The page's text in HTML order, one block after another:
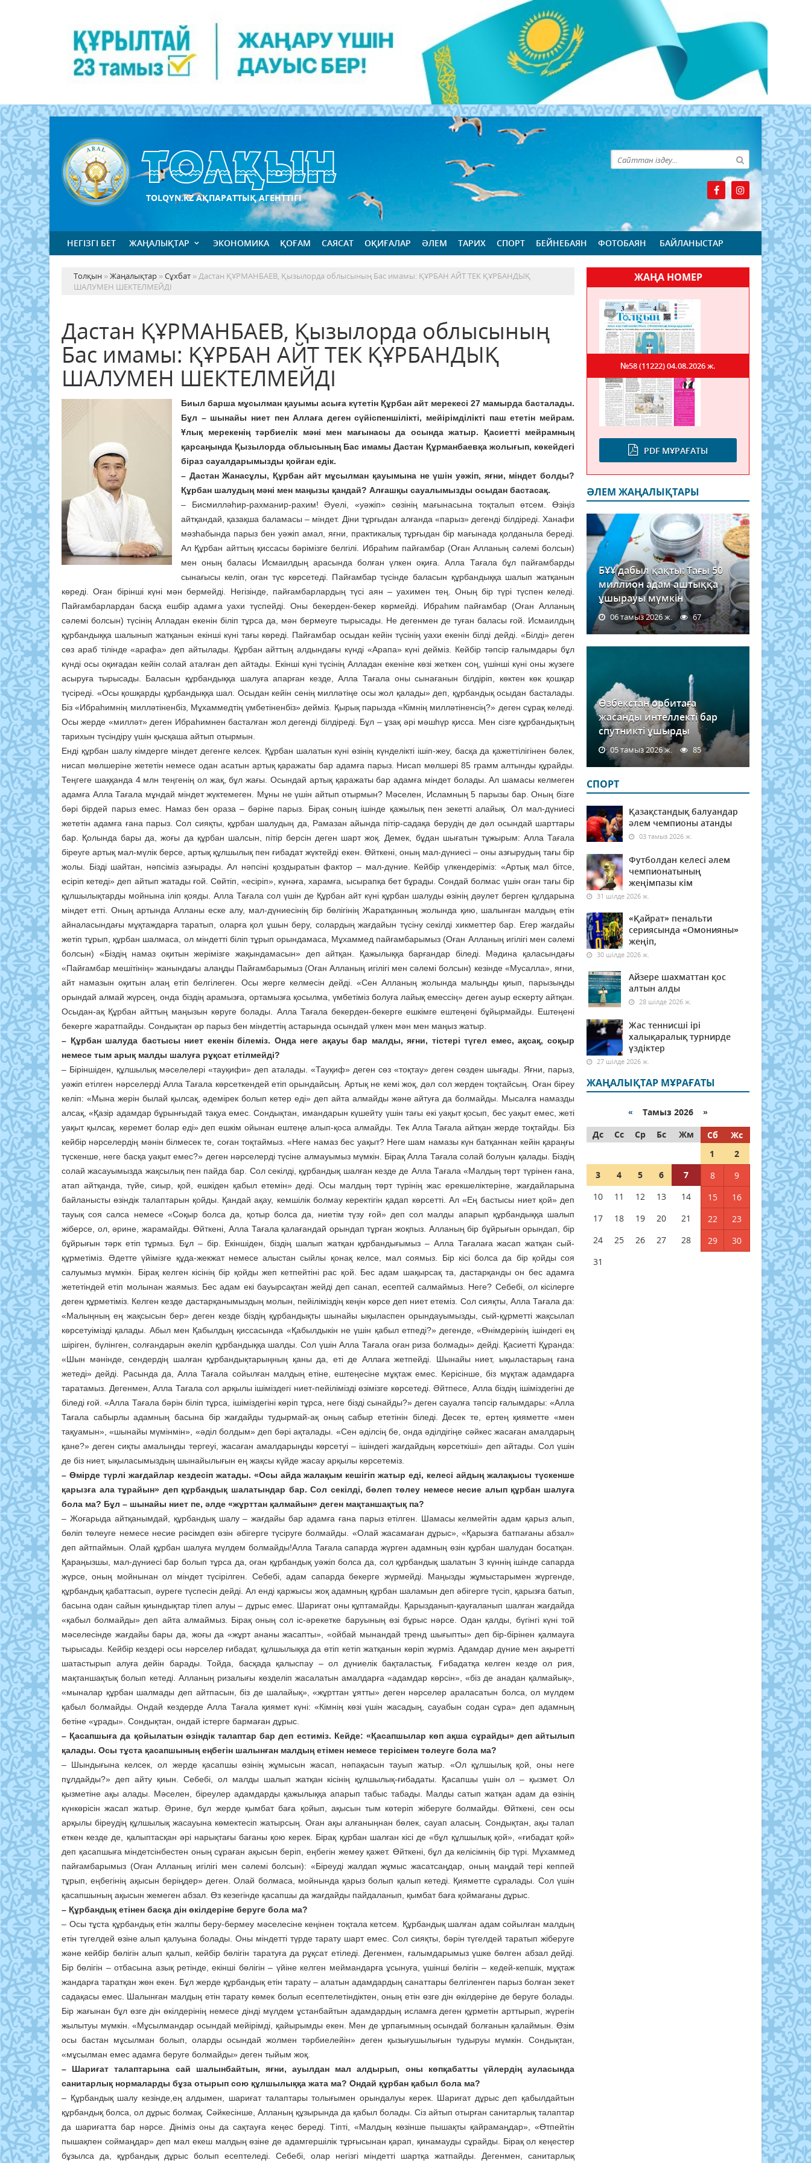
TOLQYN.KZ АҚПАРАТТЫҚ АГЕНТТІГІ
НЕГІЗГІ БЕТ ЖАҢАЛЫҚТАР ЭКОНОМИКА ҚОҒАМ САЯСАТ ОҚИҒАЛАР ӘЛЕМ ТАРИХ СПОРТ БЕЙНЕБАЯН ФОТОБАЯН БАЙЛАНЫСТАР
Толқын »Жаңалықтар »Сұхбат » Дастан ҚҰРМАНБАЕВ, Қызылорда облысының Бас имамы: ҚҰРБАН АЙТ ТЕК ҚҰРБАНДЫҚ
ШАЛУМЕН ШЕКТЕЛМЕЙДІ
Дастан ҚҰРМАНБАЕВ, Қызылорда облысының
Бас имамы: ҚҰРБАН АЙТ ТЕК ҚҰРБАНДЫҚ
ШАЛУМЕН ШЕКТЕЛМЕЙДІ
Биыл барша мұсылман қауымы асыға күтетін Құрбан айт мерекесі 27 мамырда басталады.
Бұл – шынайы ниет пен Аллаға деген сүйіспеншілікті, мейірімділікті паш ететін мейрам.
Ұлық мерекенің тәрбиелік мәні мен мағынасы да осында жатыр. Қасиетті мейрамның
қарсаңында Қызылорда облысының Бас имамы Дастан Құрманбаевқа жолығып, көкейдегі
біраз сауалдарымызды қойған едік.
– Дастан Жанасұлы, Құрбан айт мұсылман қауымына не үшін уәжіп, яғни, міндет болды?
Құрбан шалудың мәні мен маңызы қандай? Алғашқы сауалымызды осыдан бастасақ.
– Бисмилләһир-рахманир-рахим! Әуелі, «уәжіп» сөзінің мағынасына тоқталып өтсем. Өзіңіз
айтқандай, қазақша баламасы – міндет. Діни тұрғыдан алғанда «парыз» дегенді білдіреді. Ханафи
мәзһабында парыз бен уәжіп амал, яғни, практикалық тұрғыдан бір мағынада қолданыла береді.
Ал Құрбан айттың қиссасы бәрімізге белгілі. Ибраһим пайғамбар (Оған Алланың сәлемі болсын)
мен оның баласы Исмаилдың арасында болған үлкен оқиға. Алла Тағала бұл пайғамбарды
сынағысы келіп, оған түс көрсетеді. Пайғамбар түсінде баласын құрбандыққа шалып жатқанын
көреді. Оған бірінші күні мән бермейді. Негізінде, пайғамбарлардың түсі аян – уахимен тең. Оның бір түрі түспен келеді.
Пайғамбарлардан басқа ешбір адамға уахи түспейді. Оны бекерден-бекер көрмейді. Ибраһим пайғамбар (Оған Алланың
сәлемі болсын) түсінің Алладан екенін біліп тұрса да, мән бермеуге тырысады. Не дегенмен де туған баласы ғой. Исмаилдың
құрбандыққа шалынып жатқанын екінші күні тағы көреді. Пайғамбар осыдан кейін түсінің уахи екенін білді дейді. «Білді» деген
сөз араб тілінде «арафа» деп айтылады. Құрбан айттың алдындағы күнді «Арапа» күні дейміз. Кейбір тәпсір ғалымдары бұл
күнді осы оқиғадан кейін солай аталған деп айтады. Екінші күні түсінің Алладан екеніне көзі жеткен соң, үшінші күні оны жүзеге
асыруға тырысады. Баласын құрбандыққа шалуға апарған кезде, Алла Тағала оны сынағанын білдіріп, көктен көк қошқар
түсіреді. «Осы қошқарды құрбандыққа шал. Осыдан кейін сенің милләтіңе осы жол қалады» деп, құрбандық осыдан басталады.
Біз «Ибраһимнің милләтіненбіз, Мұхаммедтің үмбетіненбіз» дейміз. Қырық парызда «Кімнің милләтіненсің?» деген сұрақ келеді.
Осы жерде «милләт» деген Ибраһимнен басталған жол дегенді білдіреді. Бұл – ұзақ әрі мәшһүр қисса. Мен сізге құрбандықтың
тарихын түсіндіру үшін қысқаша айтып отырмын.
Енді құрбан шалу кімдерге міндет дегенге келсек. Құрбан шалатын күні өзінің күнделікті ішіп-жеу, басқа да қажеттілігінен бөлек,
нисап мөлшеріне жететін немесе одан асатын артық қаражаты бар адамға парыз. Нисап мөлшері 85 грамм алтынды құрайды.
Теңгеге шаққанда 4 млн теңгенің ол жақ, бұл жағы. Осындай артық қаражаты бар адамға міндет болады. Ал шамасы келмеген
адамға Алла Тағала мұндай міндет жүктемеген. Мұны не үшін айтып отырмын? Мәселен, Исламның 5 парызы бар. Оның бізге
бәрі бірдей парыз емес. Намаз бен ораза – бәріне парыз. Бірақ соның ішінде қажылық пен зекетті алайық. Ол мал-дүниесі
жететін адамға ғана парыз. Сол сияқты, құрбан шалудың да, Рамазан айында пітір-садақа берудің де дәл осындай шарттары
бар. Қолында бары да, жоғы да құрбан шалсын, пітір берсін деген шарт жоқ. Демек, бұдан шығатын тұжырым: Алла Тағала
біреуге артық мал-мүлік берсе, артық құлшылық пен ғибадат жүктейді екен. Өйткені, оның мал-дүниесі – оны азғырудың тағы бір
жолы. Бізді шайтан, нәпсіміз азғырады. Ал нәпсіні қоздыратын фактор – мал-дүние. Кейбір үлкендеріміз: «Артық мал бітсе,
есіріп кетеді» деп айтып жатады ғой. Сөйтіп, «есіріп», күнәға, харамға, ысырапқа бет бұрады. Сондай болмас үшін оған тағы бір
құлшылықтарды мойнына іліп қояды. Алла Тағала сол үшін де Құрбан айт күні құрбан шалуды өзінің дәулет берген құлдарына
міндет етті. Оның артында Алланы еске алу, мал-дүниесінің бір бөлігінің Жаратқанның жолында қию, шалынған малдың етін
айналасындағы мұқтаждарға таратып, оларға қол ұшын беру, солардың жағдайын түсіну секілді хикметтер бар. Егер жағдайы
жетіп тұрып, құрбан шалмаса, ол міндетті біліп тұрып орындамаса, Мұхаммед пайғамбарымыз (Оған Алланың игілігі мен сәлемі
болсын) «Біздің намаз оқитын жерімізге жақындамасын» деп айтқан. Қажылыққа барғандар біледі. Мәдина қаласындағы
«Пайғамбар мешітінің» жанындағы алаңды Пайғамбарымыз (Оған Алланың игілігі мен сәлемі болсын) кезінде «Мусалла», яғни,
айт намазын оқитын алаң етіп белгілеген. Осы жерге келмесін дейді. «Сен Алланың жолында малыңды қиып, парызыңды
орындай алмай жүрсең, онда біздің арамызға, ортамызға қосылма, үмбетіміз болуға лайық емессің» деген ауыр ескерту айтқан.
Осыдан-ақ Құрбан айттың маңызын көруге болады. Алла Тағала бекерден-бекерге ешкімге ештеңені бұйырмайды. Ештеңені
бекерге жаратпайды. Сондықтан әр парыз бен міндеттің астарында осындай үлкен мән мен маңыз жатыр.
– Құрбан шалуда бастысы ниет екенін білеміз. Онда неге ақауы бар малды, яғни, тістері түгел емес, ақсақ, соқыр
немесе тым арық малды шалуға рұқсат етілмейді?
– Біріншіден, құлшылық мәселелері «тауқифи» деп аталады. «Тауқиф» деген сөз «тоқтау» деген сөзден шығады. Яғни, парыз,
уәжіп етілген нәрселерді Алла Тағала көрсеткендей етіп орындайсың. Артық не кемі жоқ, дәл сол жерден тоқтайсың. Оған біреу
келіп: «Мына жерін былай қылсақ, әдемірек болып кетер еді» деп айта алмайды және айтуға да болмайды. Мысалға намазды
алсақ, «Қазір адамдар бұрынғыдай тақуа емес. Сондықтан, имандарын күшейту үшін тағы екі уақыт қосып, бес уақыт емес, жеті
уақыт қылсақ, керемет болар еді» деп ешкім ойынан ештеңе алып-қоса алмайды. Тек Алла Тағала айтқан жерде тоқтайды. Біз
кейбір нәрселердің мәнін білмесек те, соған тоқтаймыз. «Неге намаз бес уақыт? Неге шам намазы күн батқаннан кейін қараңғы
түскенше, неге басқа уақыт емес?» деген нәрселерді түсіне алмауымыз мүмкін. Бірақ Алла Тағала солай болуын қалады. Біздің
солай жасауымызда жақсылық пен пайда бар. Сол секілді, құрбандық шалған кезде де Алла Тағала «Малдың төрт түрінен ғана,
атап айтқанда, түйе, сиыр, қой, ешкіден қабыл етемін» деді. Осы малдың төрт түрінің жас ерекшеліктеріне, жағдайларына
байланысты өзіндік талаптарын қойды. Қандай ақау, кемшілік болмау керектігін қадап көрсетті. Ал «Ең бастысы ниет қой» деп
тауық соя салса немесе «Соқыр болса да, қотыр болса да, ниетім түзу ғой» деп сол малды апарып құрбандыққа шалып
жіберсе, ол, әрине, жарамайды. Өйткені, Алла Тағала қалағандай орындап тұрған жоқпыз. Алланың бір бұйрығын орындап, бір
бұйрығын тәрк етіп тұрмыз. Бұл – бір. Екіншіден, біздің шалып жатқан құрбандығымыз – Алла Тағалаға жасап жатқан сый-
құрметіміз. Әдетте үйімізге құда-жекжат немесе алыстан сыйлы қонақ келсе, мал соямыз. Бір кісі болса да бір қойды соя
салуымыз мүмкін. Бірақ келген кісінің бір қойды жеп кетпейтіні рас қой. Бес адам шақырсақ та, дастарқанды он бес адамға
жететіндей етіп молынан жаямыз. Бес адам екі бауырсақтан жейді деп санап, есептей салмаймыз. Неге? Себебі, ол кісілерге
деген құрметіміз. Келген кезде дастарқанымыздың молын, пейіліміздің кеңін көрсе деп ниет етеміз. Сол сияқты, Алла Тағала да:
«Малыңның ең жақсысын бер» деген кезде біздің құрбандықты шынайы ықыласпен орындауымызды, сый-құрметті жақсылап
көрсетуімізді қалады. Абыл мен Қабылдың қиссасында «Қабылдыкін не үшін қабыл етпеді?» дегенде, «Өнімдерінің ішіндегі ең
шіріген, бүлінген, солғандарын әкеліп құрбандыққа шалды. Сол үшін Алла Тағала оған риза болмады» дейді. Қасиетті Құранда:
«Шын мәнінде, сендердің шалған құрбандықтарыңның қаны да, еті де Аллаға жетпейді. Шынайы ниет, ықыластарың ғана
жетеді» дейді. Расында да, Алла Тағала сойылған малдың етіне, ештеңесіне мұқтаж емес. Керісінше, біз мұқтаж адамдарға
таратамыз. Дегенмен, Алла Тағала сол арқылы ішіміздегі ниет-пейілімізді өзімізге көрсетеді. Әйтпесе, Алла біздің ішіміздегіні де
біледі ғой. «Алла Тағала бәрін біліп тұрса, ішіміздегіні көріп тұрса, неге бізді сынайды?» деген сауалға тәпсір ғалымдары: «Алла
Тағала сабырлы адамның басына бір жағдайды тудырмай-ақ оның сабыр ететінін біледі. Десек те, ертең қияметте «мен
тақуамын», «шынайы мүмінмін», «әділ болдым» деп бәрі ақталады. «Сен әділсің бе, онда әділдігіңе сәйкес жасаған амалдарың
қане?» деген сиқты амалыңды тергеуі, жасаған амалдарыңды көрсетуі – ішіндегі жағдайдың көрсеткіші» деп айтады. Сол үшін
де біз ниет, ықыласымыздың шынайылығын ең жақсы күйде жасау арқылы көрсетеміз.
– Өмірде түрлі жағдайлар кездесіп жатады. «Осы айда жалақым кешігіп жатыр еді, келесі айдың жалақысы түскенше
қарызға ала тұрайын» деп құрбандық шалатындар бар. Сол секілді, бөлеп төлеу немесе несие алып құрбан шалуға
бола ма? Бұл – шынайы ниет пе, әлде «жұрттан қалмайын» деген мақтаншақтық па?
– Жоғарыда айтқанымдай, құрбандық шалу – жағдайы бар адамға ғана парыз етілген. Шамасы келмейтін адам қарыз алып,
бөліп төлеуге немесе несие рәсімдеп өзін әбігерге түсіруге болмайды. «Олай жасамаған дұрыс», «Қарызға батпағаны абзал»
деп айтпаймын. Олай құрбан шалуға мүлдем болмайды!Алла Тағала сапарда жүрген адамның өзін құрбан шалудан босатқан.
Қараңызшы, мал-дүниесі бар болып тұрса да, оған құрбандық уәжіп болса да, сол құрбандық шалатын 3 күннің ішінде сапарда
жүрсе, оның мойнынан ол міндет түсірілген. Себебі, адам сапарда бекерге жүрмейді. Маңызды жұмыстарымен жүргенде,
құрбандық қабаттасып, әуреге түспесін дейді. Ал енді қаржысы жоқ адамның құрбан шаламын деп әбігерге түсіп, қарызға батып,
басына одан сайын қиындықтар тілеп алуы – дұрыс емес. Шариғат оны құптамайды. Қарызданып-қауғаланып шалған жағдайда
«қабыл болмайды» деп айта алмаймыз. Бірақ оның сол іс-әрекетке баруының өзі бұрыс нәрсе. Одан қалды, бүгінгі күні той
мәселесінде жағдайы бары да, жоғы да «жұрт ананы жасапты», «ойбай мынандай тренд шығыпты» деп бір-бірінен қалмауға
тырысады. Кейбір кездері осы нәрселер ғибадат, құлшылыққа да өтіп кетіп жатқанын көріп жүрміз. Адамдар дүние мен ақыретті
шатастырып алуға дейін барады. Тойда, басқада қалыспау – ол дүниелік бақталастық. Ғибадатқа келген кезде ол рия,
мақтаншақтық болып кетеді. Алланың ризалығы көзделіп жасалатын амалдарға «адамдар көрсін», «біз де анадан қалмайық»,
«мыналар құрбан шалмады деп айтпасын, біз де шалайық», «жұрттан ұятты» деген нәрселер араласатын болса, ол мүлдем
қабыл болмайды. Ондай кездерде Алла Тағала қиямет күні: «Кімнің көзі үшін жасадың, сауабын содан сұра» деп адамның
бетіне «ұрады». Сондықтан, ондай істерге бармаған дұрыс.
– Қасапшыға да қойылатын өзіндік талаптар бар деп естиміз. Кейде: «Қасапшылар көп ақша сұрайды» деп айтылып
қалады. Осы тұста қасапшының еңбегін шалынған малдың етімен немесе терісімен төлеуге бола ма?
– Шындығына келсек, ол жерде қасапшы өзінің жұмысын жасап, нәпақасын тауып жатыр. «Ол құлшылық қой, оны неге
пұлдайды?» деп айту қиын. Себебі, ол малды шалып жатқан кісінің құлшылық-ғибадаты. Қасапшы үшін ол – қызмет. Ол
қызметіне ақы алады. Мәселен, біреулер адамдарды қажылыққа апарып табыс табады. Малды сатып жатқан адам да өзінің
күнкөрісін жасап жатыр. Әрине, бұл жерде қымбат баға қойып, ақысын тым көтеріп жіберуге болмайды. Өйткені, сен осы
арқылы біреудің құлшылық жасауына көмектесіп жатырсың. Оған ақы алғаныңнан бөлек, сауап аласың. Сондықтан, ақы талап
еткен кезде де, қалыптасқан әрі нарықтағы бағаны қою керек. Бірақ құрбан шалған кісі де «бұл құлшылық қой», «ғибадат қой»
деп қасапшыға міндетсінбестен оның сұраған ақысын беріп, еңбегін жемеу қажет. Өйткені, бұл да келісімнің бір түрі. Мұхаммед
пайғамбарымыз (Оған Алланың игілігі мен сәлемі болсын): «Біреуді жалдап жұмыс жасатсаңдар, оның маңдай тері кеппей
тұрып, еңбегінің ақысын беріңдер» деген. Олай болмаса, мойнында қарыз болып қалып кетеді. Қияметте сұралады. Сол үшін
қасапшының ақысын жемеген абзал. Өз кезегінде қасапшы да жағдайды пайдаланып, қымбат баға қоймағаны дұрыс.
– Құрбандық етінен басқа дін өкілдеріне беруге бола ма?
– Осы тұста құрбандық етін жалпы беру-бермеу мәселесіне кеңінен тоқтала кетсем. Құрбандық шалған адам сойылған малдың
етін түгелдей өзіне алып қалуына болады. Оны міндетті түрде тарату шарт емес. Сол сияқты, бәрін түгелдей таратып жіберуге
және кейбір бөлігін алып қалып, кейбір бөлігін таратуға да рұқсат етіледі. Дегенмен, ғалымдарымыз үшке бөлген абзал дейді.
Бір бөлігін – отбасына азық ретінде, екінші бөлігін – үйіне келген меймандарға ұсынуға, үшінші бөлігін – кедей-кепшік, мұқтаж
жандарға таратқан жөн екен. Бұл жерде құрбандық етін тарату – алатын адамдардың санаттары белгіленген парыз болған зекет
садақасы емес. Шалынған малдың етін тарату көмек болып есептелетіндіктен, оның етін өзге дін өкілдеріне де беруге болады.
Бір жағынан бұл өзге дін өкілдерінің немесе дінді мүлдем ұстанбайтын адамдардың исламға деген құрметін арттырып, жүрегін
жылытуы мүмкін. «Мұсылмандар осындай мейірімді, қайырымды екен. Мен де ұрпағымның осындай болғанын қалаймын. Өзім
осы бастан мұсылман болып, оларды осындай жолмен тәрбиелейін» деген қызығушылығын тудыруы мүмкін. Сондықтан,
«мұсылман емес адамға беруге болмайды» деген тыйым жоқ.
– Шариғат талаптарына сай шалынбайтын, яғни, ауылдан мал алдырып, оны көпқабатты үйлердің ауласында
санитарлық нормаларды бұза отырып сою құлшылыққа жата ма? Ондай құрбан қабыл бола ма?
– Құрбандық шалу кезінде,ең алдымен, шариғат талаптары толығымен орындалуы керек. Шариғат дұрыс деп қабылдайтын
құрбандық болса, ол дұрыс болмақ. Сәйкесінше, Алланың құзырында да қабыл болады. Сіз айтып отырған санитарлық талаптар
да шариғатта бар нәрсе. Дініміз оны да сақтауға кеңес береді. Тіпті, «Малдың көзінше пышақты қайрамаңдар», «Өтпейтін
пышақпен соймаңдар» деп мал екеш малдың өзіне де адамгершілік тұрғысынан қарап, қинамауды сұрайды. Бірақ ол кеңестер
бұзылса да, құрбандық дұрыс болып есептеледі. Себебі, олар негізгі міндетті шартқа жатпайды. Дегенмен, санитарлық
ЖАҢА НОМЕР
PDF МҰРАҒАТЫ
№58 (11222)04.08.2026 ж.
ӘЛЕМ ЖАҢАЛЫҚТАРЫ
БҰҰ дабыл қақты: Тағы 50
миллион адам аштыққа
ұшырауы мүмкін
06 тамыз 2026 ж. 67
Өзбекстан орбитаға
жасанды интеллекті бар
спутникті ұшырды
05 тамыз 2026 ж. 85
СПОРТ
Қазақстандық балуандар
әлем чемпионы атанды
03 тамыз 2026 ж.
Футболдан келесі әлем
чемпионатының
жеңімпазы кім
31 шілде 2026 ж.
«Қайрат» пенальти
сериясында «Омонияны»
жеңіп,
30 шілде 2026 ж.
Айзере шахматтан қос
алтын алды
28 шілде 2026 ж.
Жас теннисші ірі
халықаралық турнирде
үздіктер
27 шілде 2026 ж.
ЖАҢАЛЫҚТАР МҰРАҒАТЫ
« Тамыз 2026 »
Дс
Сс Ср Бс Жм Сб
Жс
1
2
3
4 5 6 7 8
9
10
11 12 13 14 15
16
17
18 19 20 21 22
23
24
25 26 27 28 29
30
31